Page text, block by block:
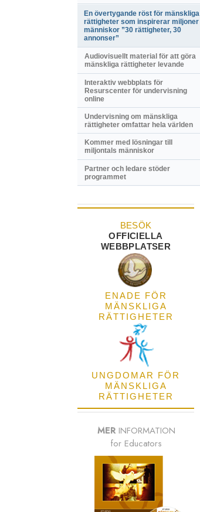
En övertygande röst för mänskliga
rättigheter som inspirerar miljoner
människor ”30 rättigheter, 30
annonser”
Audiovisuellt material för att göra
mänskliga rättigheter levande
Interaktiv webbplats för
Resurscenter för undervisning
online
Undervisning om mänskliga
rättigheter omfattar hela världen
Kommer med lösningar till
miljontals människor
Partner och ledare stöder
programmet
BESÖK
OFFICIELLA
WEBBPLATSER
ENADE FÖR
MÄNSKLIGA
RÄTTIGHETER
UNGDOMAR FÖR
MÄNSKLIGA
RÄTTIGHETER
MER INFORMATION
for Educators